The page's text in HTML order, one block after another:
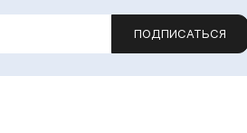
ПОДПИСАТЬСЯ